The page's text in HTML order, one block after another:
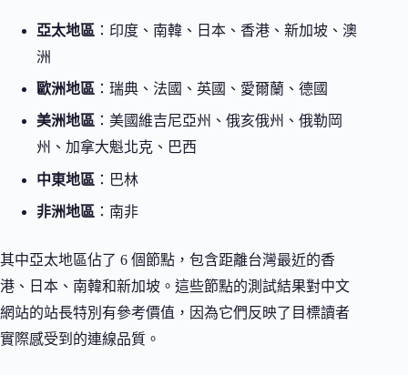
亞太地區 ：印度、南韓、日本、香港、新加坡、澳
洲
歐洲地區 ：瑞典、法國、英國、愛爾蘭、德國
美洲地區 ：美國維吉尼亞州、俄亥俄州、俄勒岡
州、加拿大魁北克、巴西
中東地區 ：巴林
非洲地區 ：南非
其中亞太地區佔了 6 個節點，包含距離台灣最近的香
港、日本、南韓和新加坡。這些節點的測試結果對中文
網站的站長特別有參考價值，因為它們反映了目標讀者
實際感受到的連線品質。